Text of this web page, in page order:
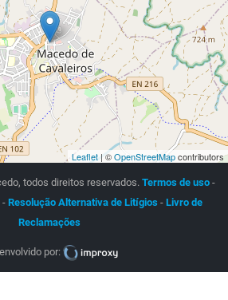
Leaflet | ©OpenStreetMapcontributors
todos direitos reservados. Termos de uso-
- Resolução Alternativa de Litígios - Livro de
Reclamações
por: